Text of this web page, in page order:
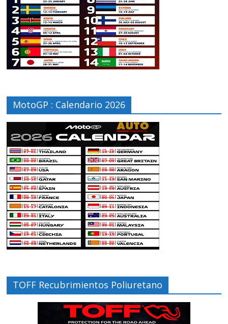
MotoGP : Calendario 2026
TOFF Recubrimientos Poliuretano